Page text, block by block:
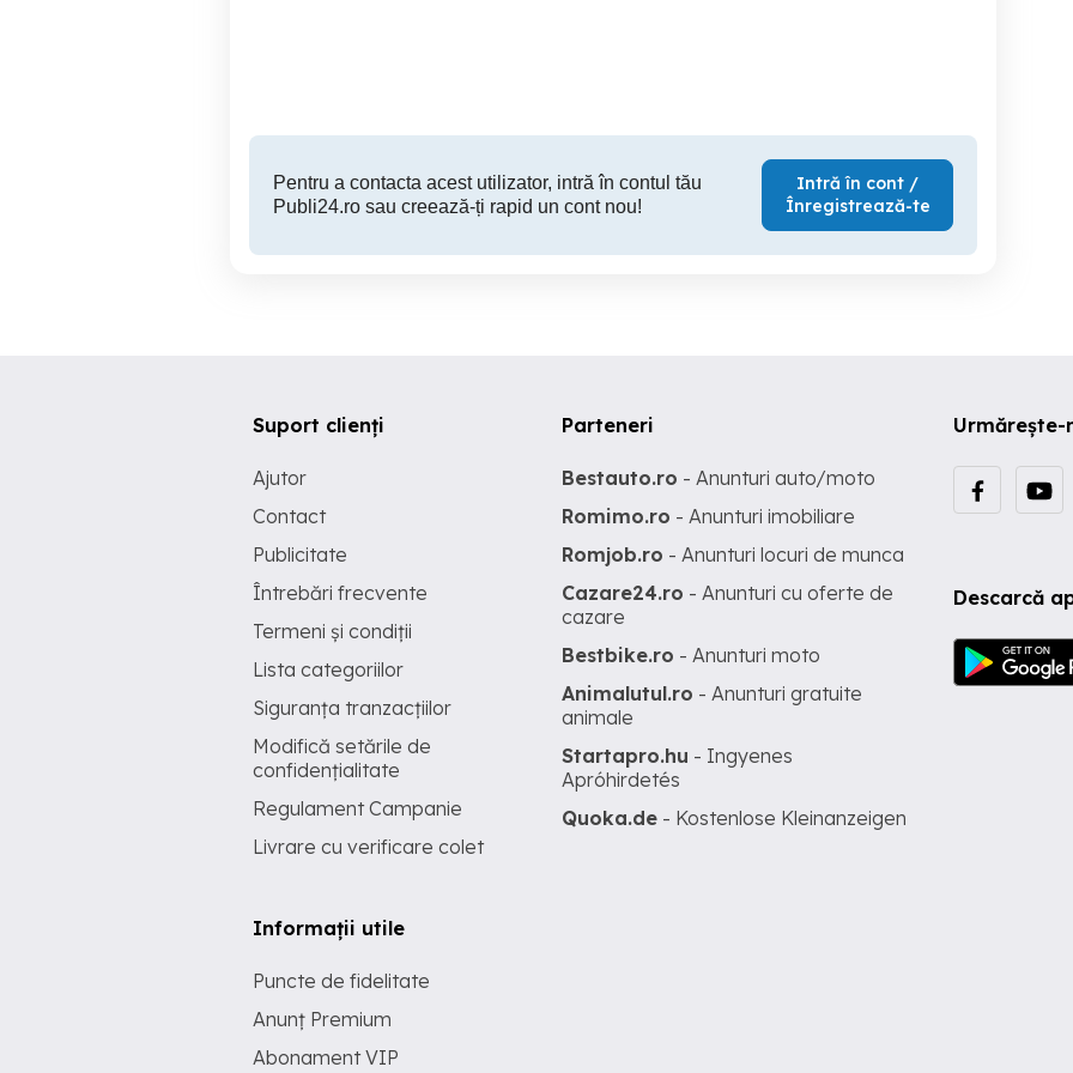
Pentru a contacta acest utilizator, intră în contul tău
Publi24.ro sau creează-ți rapid un cont nou!
Intră în cont /
Înregistrează-te
Urmărește-
Descarcă
Suport clienți
Ajutor
Contact
Publicitate
Întrebări frecvente
Termeni și condiții
Lista categoriilor
Siguranța tranzacțiilor
Modifică setările de
confidențialitate
Regulament Campanie
Livrare cu verificare colet
Informații utile
Puncte de fidelitate
Anunț Premium
Abonament VIP
Parteneri
Bestauto.ro - Anunturi auto/moto
Romimo.ro - Anunturi imobiliare
Romjob.ro - Anunturi locuri de munca
Cazare24.ro - Anunturi cu oferte de
cazare
Bestbike.ro - Anunturi moto
Animalutul.ro - Anunturi gratuite
animale
Startapro.hu - Ingyenes
Apróhirdetés
Quoka.de - Kostenlose Kleinanzeigen